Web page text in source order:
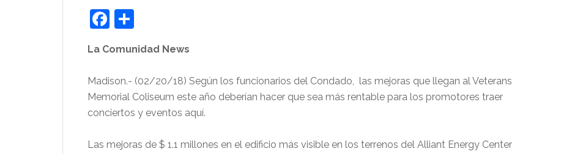
Facebook
La Comunidad News
Madison.- (02/20/18) Según los funcionarios del Condado, las mejoras que llegan al Veterans
Memorial Coliseum este año deberían hacer que sea más rentable para los promotores traer
conciertos y eventos aquí.
Las mejoras de $ 1.1 millones en el edificio más visible en los terrenos del Alliant Energy Center